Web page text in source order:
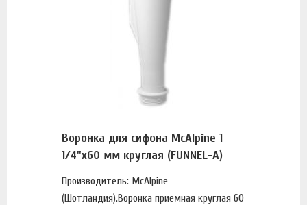
Воронка для сифона McAlpine 1
1/4"x60 мм круглая (FUNNEL-A)
Производитель: McAlpine
(Шотландия).Воронка приемная круглая 60